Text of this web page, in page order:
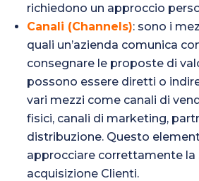
richiedono un approccio
Canali (Channels): sono i
quali un’azienda comunica
consegnare le proposte di
possono essere diretti o
vari mezzi come canali di
fisici, canali di marketing,
distribuzione. Questo
approcciare correttamente la
acquisizione Clienti.